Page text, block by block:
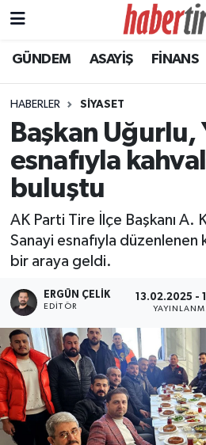
GÜNDEM ASAYİŞ FİNANS
HABERLER SİYASET
Başkan Uğurlu,
esnafıyla
buluştu
AK Parti Tire İlçe Başkanı A.
Sanayi esnafıyla düzenlenen
bir araya geldi.
ERGÜN ÇELIK
EDITÖR
13.02.2025 -
Tire Nöbetçi Eczaneler
Tire Hava Durumu
Tire Trafik Yoğunluk
Süper Lig Puan Durumu ve
Tüm Manşetler
Son Dakika Haberleri
Haber Arşivi